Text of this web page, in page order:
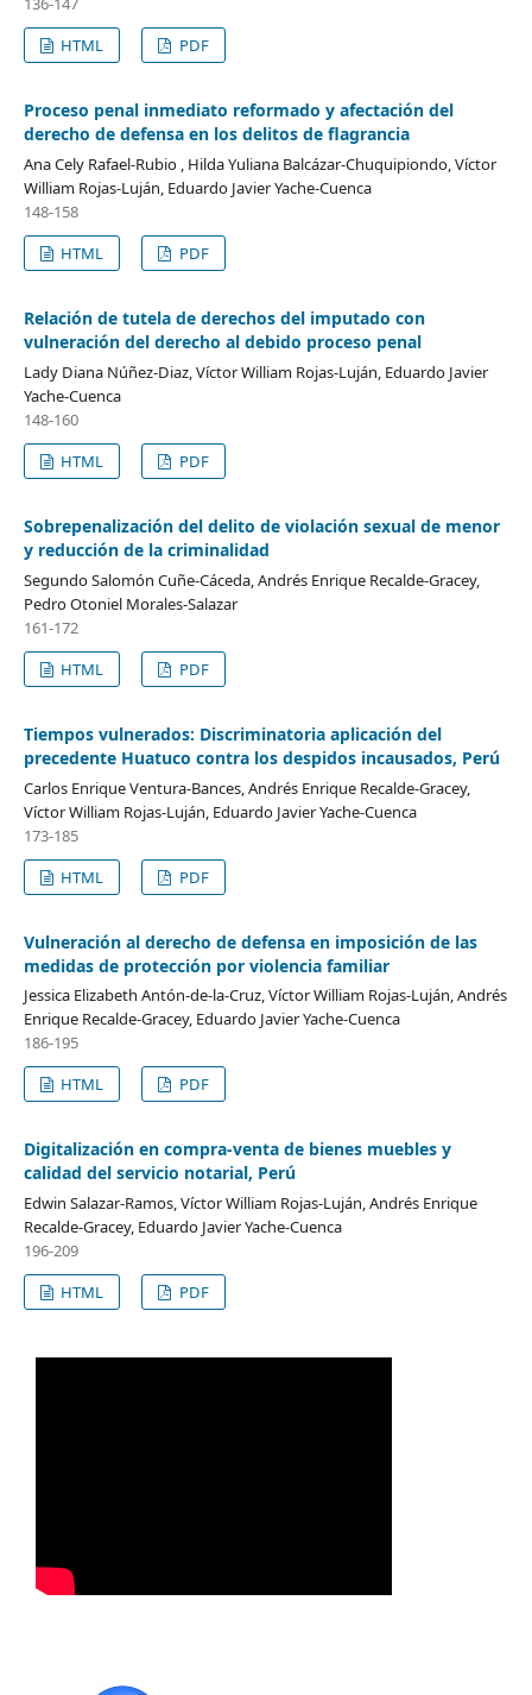
HTML
PDF
Proceso penal inmediato reformado y afectación del
derecho de defensa en los delitos de flagrancia
Ana Cely Rafael-Rubio , Hilda Yuliana Balcázar-Chuquipiondo, Víctor
William Rojas-Luján, Eduardo Javier Yache-Cuenca
148-158
HTML
PDF
Relación de tutela de derechos del imputado con
vulneración del derecho al debido proceso penal
Lady Diana Núñez-Diaz, Víctor William Rojas-Luján, Eduardo Javier
Yache-Cuenca
148-160
HTML
PDF
Sobrepenalización del delito de violación sexual de menor
y reducción de la criminalidad
Segundo Salomón Cuñe-Cáceda, Andrés Enrique Recalde-Gracey,
Pedro Otoniel Morales-Salazar
161-172
HTML
PDF
Tiempos vulnerados: Discriminatoria aplicación del
precedente Huatuco contra los despidos incausados, Perú
Carlos Enrique Ventura-Bances, Andrés Enrique Recalde-Gracey,
Víctor William Rojas-Luján, Eduardo Javier Yache-Cuenca
173-185
HTML
PDF
Vulneración al derecho de defensa en imposición de las
medidas de protección por violencia familiar
Jessica Elizabeth Antón-de-la-Cruz, Víctor William Rojas-Luján, Andrés
Enrique Recalde-Gracey, Eduardo Javier Yache-Cuenca
186-195
HTML
PDF
Digitalización en compra-venta de bienes muebles y
calidad del servicio notarial, Perú
Edwin Salazar-Ramos, Víctor William Rojas-Luján, Andrés Enrique
Recalde-Gracey, Eduardo Javier Yache-Cuenca
196-209
HTML
PDF